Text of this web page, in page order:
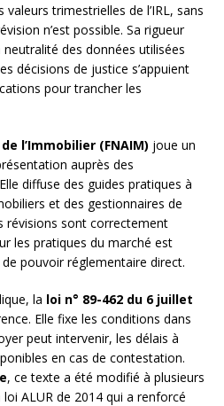
trimestrielles de l’IRL, sans
n’est possible. Sa rigueur
des données utilisées
décisions de justice s’appuient
pour trancher les
l’Immobilier (FNAIM) joue un
auprès des
diffuse des guides pratiques à
et des gestionnaires de
révisions sont correctement
les pratiques du marché est
pouvoir réglementaire direct.
la loi n° 89-462 du 6 juillet
Elle fixe les conditions dans
peut intervenir, les délais à
en cas de contestation.
, ce texte a été modifié à plusieurs
ALUR de 2014 qui a renforcé